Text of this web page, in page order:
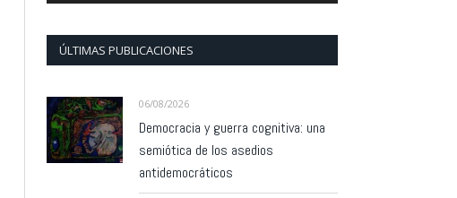
ÚLTIMAS PUBLICACIONES
06/08/2026
Democracia y guerra cognitiva: una
semiótica de los asedios
antidemocráticos